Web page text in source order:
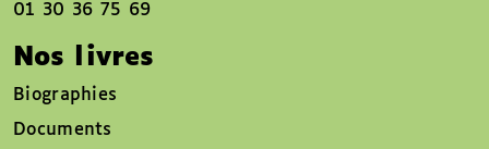
01 30 36 75 69
Nos livres
Biographies
Documents